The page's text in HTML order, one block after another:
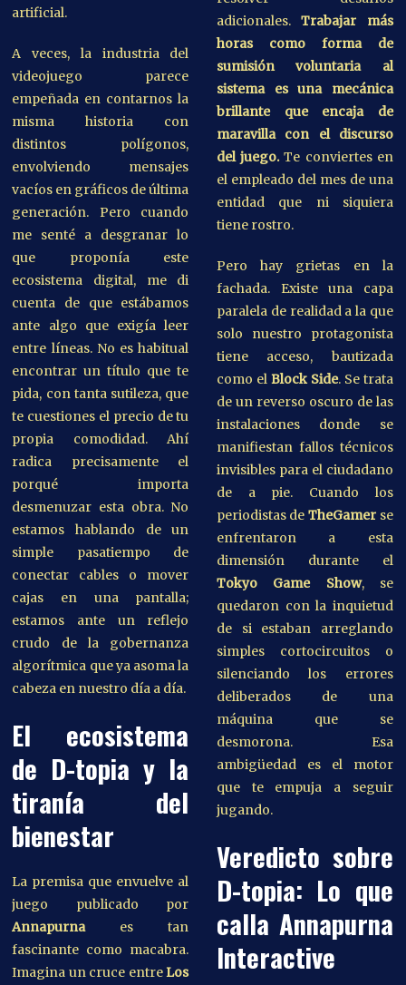
artificial.
A veces, la industria del
videojuego parece
empeñada en contarnos la
misma historia con
distintos polígonos,
envolviendo mensajes
vacíos en gráficos de última
generación. Pero cuando
me senté a desgranar lo
que proponía este
ecosistema digital, me di
cuenta de que estábamos
ante algo que exigía leer
entre líneas. No es habitual
encontrar un título que te
pida, con tanta sutileza, que
te cuestiones el precio de tu
propia comodidad. Ahí
radica precisamente el
porqué importa
desmenuzar esta obra. No
estamos hablando de un
simple pasatiempo de
conectar cables o mover
cajas en una pantalla;
estamos ante un reflejo
crudo de la gobernanza
algorítmica que ya asoma la
cabeza en nuestro día a día.
El ecosistema
de D-topia y la
tiranía del
bienestar
La premisa que envuelve al
juego publicado por
Annapurnaes tan
fascinante como macabra.
Imagina un cruce entre Los
adicionales. Trabajar más
horas como forma de
sumisión voluntaria al
sistema es una mecánica
brillante que encaja de
maravilla con el discurso
del juego.Te conviertes en
el empleado del mes de una
entidad que ni siquiera
tiene rostro.
Pero hay grietas en la
fachada. Existe una capa
paralela de realidad a la que
solo nuestro protagonista
tiene acceso, bautizada
como el Block Side. Se trata
de un reverso oscuro de las
instalaciones donde se
manifiestan fallos técnicos
invisibles para el ciudadano
de a pie. Cuando los
periodistas de TheGamerse
enfrentaron a esta
dimensión durante el
Tokyo Game Show, se
quedaron con la inquietud
de si estaban arreglando
simples cortocircuitos o
silenciando los errores
deliberados de una
máquina que se
desmorona. Esa
ambigüedad es el motor
que te empuja a seguir
jugando.
Veredicto sobre
D-topia: Lo que
calla Annapurna
Interactive